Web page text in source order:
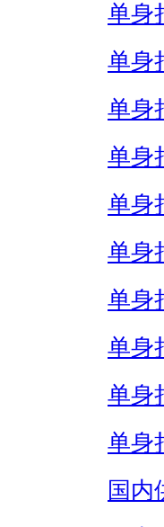
单身
单身
单身
单身
单身
单身
单身
单身
单身
单身
国内